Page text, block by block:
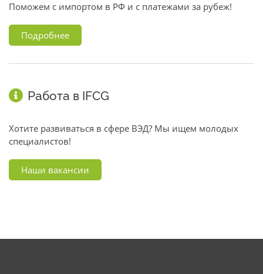
Поможем с импортом в РФ и с платежами за рубеж!
Подробнее
Работа в IFCG
Хотите развиваться в сфере ВЭД? Мы ищем молодых
специалистов!
Наши вакансии